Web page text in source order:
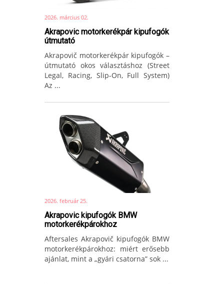
2026. március 02.
Akrapovic motorkerékpár kipufogók
útmutató
Akrapovič motorkerékpár kipufogók –
útmutató okos választáshoz (Street
Legal, Racing, Slip-On, Full System)
Az ...
2026. február 25.
Akrapovic kipufogók BMW
motorkerékpárokhoz
Aftersales Akrapovič kipufogók BMW
motorkerékpárokhoz: miért erősebb
ajánlat, mint a „gyári csatorna” sok ...